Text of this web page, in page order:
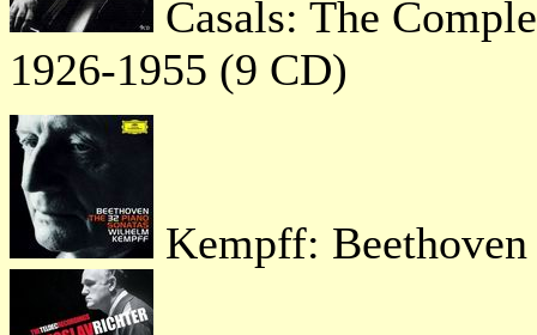
Casals: The
1926-1955 (9 CD)
Kempff: